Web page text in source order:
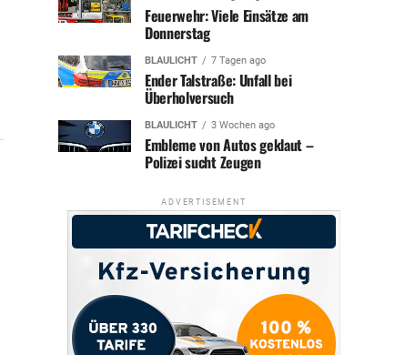
Feuerwehr: Viele Einsätze am
Donnerstag
BLAULICHT 7 Tagen ago
Ender Talstraße: Unfall bei
Überholversuch
BLAULICHT 3 Wochen ago
Embleme von Autos geklaut –
Polizei sucht Zeugen
ADVERTISEMENT